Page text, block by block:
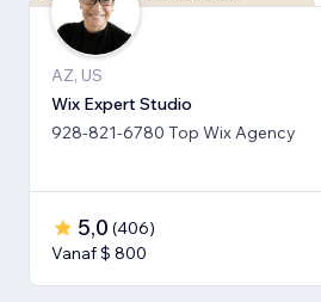
AZ, US
Wix Expert Studio
928-821-6780 Top Wix Agency
5,0 (406)
Vanaf $ 800